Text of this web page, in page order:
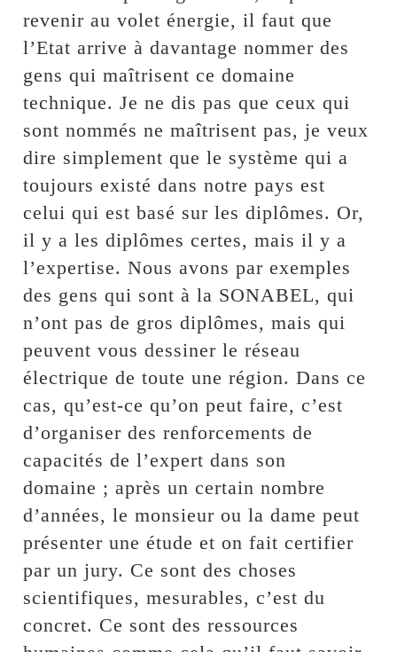
revenir au volet énergie, il faut que
l’Etat arrive à davantage nommer des
gens qui maîtrisent ce domaine
technique. Je ne dis pas que ceux qui
sont nommés ne maîtrisent pas, je veux
dire simplement que le système qui a
toujours existé dans notre pays est
celui qui est basé sur les diplômes. Or,
il y a les diplômes certes, mais il y a
l’expertise. Nous avons par exemples
des gens qui sont à la SONABEL, qui
n’ont pas de gros diplômes, mais qui
peuvent vous dessiner le réseau
électrique de toute une région. Dans ce
cas, qu’est-ce qu’on peut faire, c’est
d’organiser des renforcements de
capacités de l’expert dans son
domaine ; après un certain nombre
d’années, le monsieur ou la dame peut
présenter une étude et on fait certifier
par un jury. Ce sont des choses
scientifiques, mesurables, c’est du
concret. Ce sont des ressources